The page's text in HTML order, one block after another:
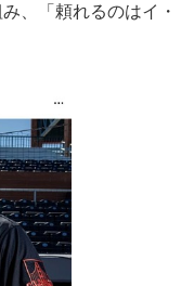
、「頼れるのはイ・